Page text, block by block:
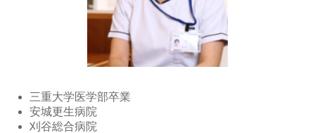
三重大学医学部卒業
安城更生病院
刈谷総合病院